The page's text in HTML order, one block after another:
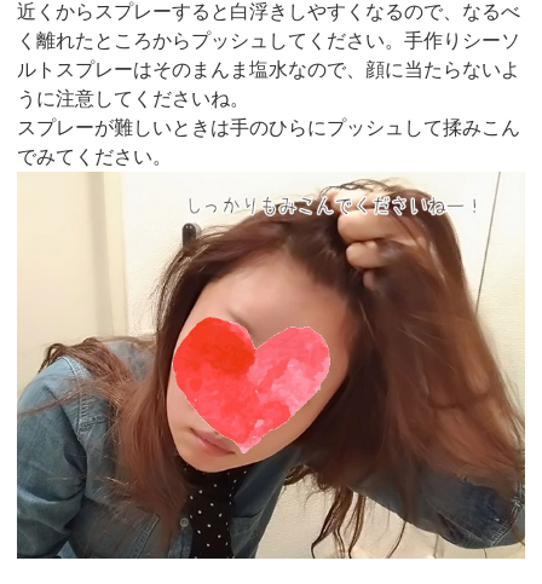
近くからスプレーすると白浮きしやすくなるので、なるべ
く離れたところからプッシュしてください。手作りシーソ
ルトスプレーはそのまんま塩水なので、顔に当たらないよ
うに注意してくださいね。
スプレーが難しいときは手のひらにプッシュして揉みこん
でみてください。